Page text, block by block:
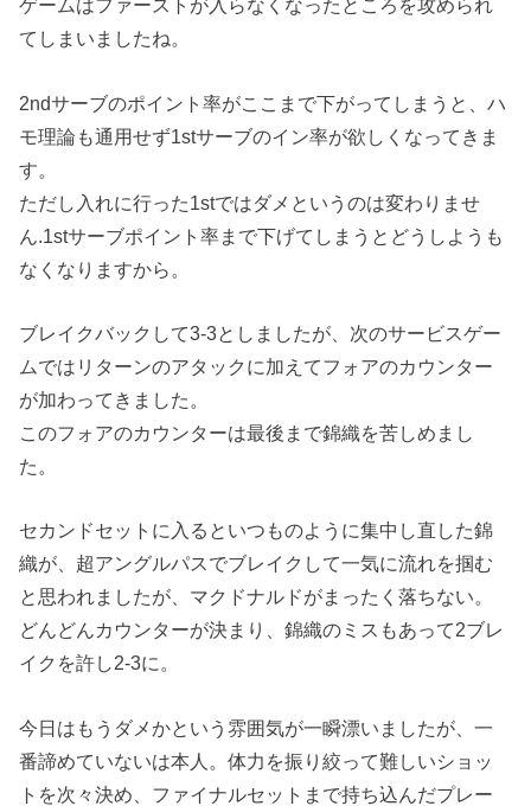
ゲームはファーストが入らなくなったところを攻められ
てしまいましたね。
2ndサーブのポイント率がここまで下がってしまうと、ハ
モ理論も通用せず1stサーブのイン率が欲しくなってきま
す。
ただし入れに行った1stではダメというのは変わりませ
ん.1stサーブポイント率まで下げてしまうとどうしようも
なくなりますから。
ブレイクバックして3-3としましたが、次のサービスゲー
ムではリターンのアタックに加えてフォアのカウンター
が加わってきました。
このフォアのカウンターは最後まで錦織を苦しめまし
た。
セカンドセットに入るといつものように集中し直した錦
織が、超アングルパスでブレイクして一気に流れを掴む
と思われましたが、マクドナルドがまったく落ちない。
どんどんカウンターが決まり、錦織のミスもあって2ブレ
イクを許し2-3に。
今日はもうダメかという雰囲気が一瞬漂いましたが、一
番諦めていないは本人。体力を振り絞って難しいショッ
トを次々決め、ファイナルセットまで持ち込んだプレー